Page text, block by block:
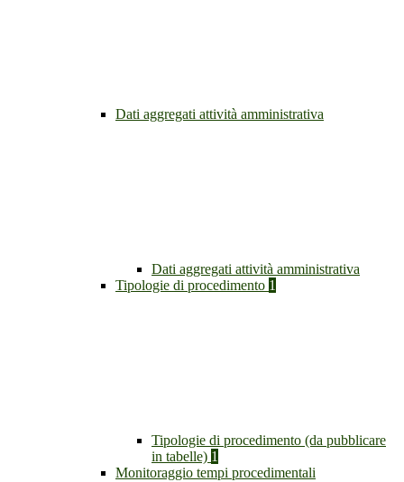
Dati aggregati attività amministrativa
Dati aggregati attività amministrativa
Tipologie di procedimento 1
Tipologie di procedimento (da pubblicare
in tabelle) 1
Monitoraggio tempi procedimentali